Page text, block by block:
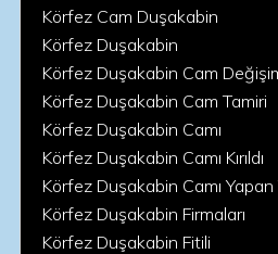
Körfez Cam Duşakabin
Körfez Duşakabin
Körfez Duşakabin Cam
Körfez Duşakabin Cam Tamiri
Körfez Duşakabin Camı
Körfez Duşakabin Camı Kırıldı
Körfez Duşakabin Camı Yapan
Körfez Duşakabin Firmaları
Körfez Duşakabin Fitili